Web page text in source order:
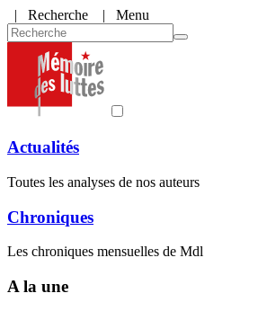
| Recherche | Menu
Actualités
Toutes les analyses de nos auteurs
Chroniques
Les chroniques mensuelles de Mdl
A la une